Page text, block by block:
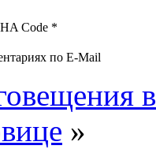
Code *
по E-Mail
»